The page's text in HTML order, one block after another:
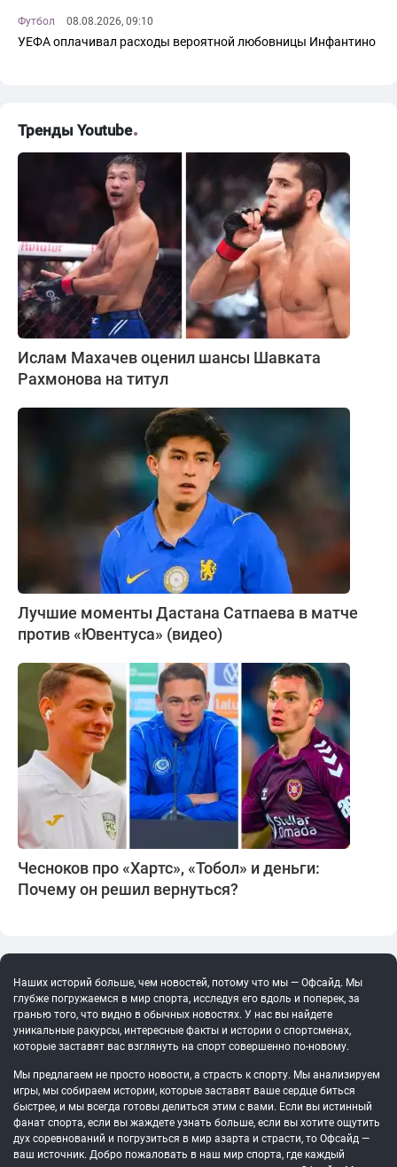
Футбол 08.08.2026, 09:10
УЕФА оплачивал расходы вероятной любовницы Инфантино
Тренды Youtube
Ислам Махачев оценил шансы Шавката
Рахмонова на титул
Лучшие моменты Дастана Сатпаева в матче
против «Ювентуса» (видео)
Чесноков про «Хартс», «Тобол» и деньги:
Почему он решил вернуться?
Наших историй больше, чем новостей, потому что мы — Офсайд. Мы
глубже погружаемся в мир спорта, исследуя его вдоль и поперек, за
гранью того, что видно в обычных новостях. У нас вы найдете
уникальные ракурсы, интересные факты и истории о спортсменах,
которые заставят вас взглянуть на спорт совершенно по-новому.
Мы предлагаем не просто новости, а страсть к спорту. Мы анализируем
игры, мы собираем истории, которые заставят ваше сердце биться
быстрее, и мы всегда готовы делиться этим с вами. Если вы истинный
фанат спорта, если вы жаждете узнать больше, если вы хотите ощутить
дух соревнований и погрузиться в мир азарта и страсти, то Офсайд —
ваш источник. Добро пожаловать в наш мир спорта, где каждый